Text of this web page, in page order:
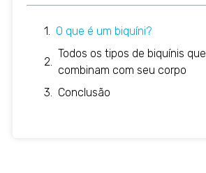
O que é um biquíni?
Todos os tipos de biquínis que
combinam com seu corpo
Conclusão